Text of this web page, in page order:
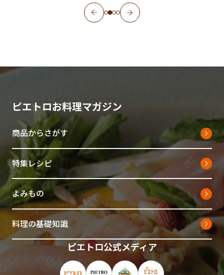
ピエトロお料理マガジン
商品からさがす
特集レシピ
よみもの
料理の基礎知識
ピエトロ公式メディア